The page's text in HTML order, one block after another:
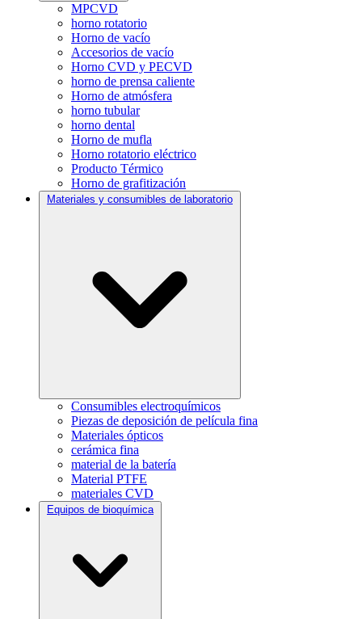
MPCVD
horno rotatorio
Horno de vacío
Accesorios de vacío
Horno CVD y PECVD
horno de prensa caliente
Horno de atmósfera
horno tubular
horno dental
Horno de mufla
Horno rotatorio eléctrico
Producto Térmico
Horno de grafitización
Materiales y consumibles de laboratorio
Consumibles electroquímicos
Piezas de deposición de película fina
Materiales ópticos
cerámica fina
material de la batería
Material PTFE
materiales CVD
Equipos de bioquímica